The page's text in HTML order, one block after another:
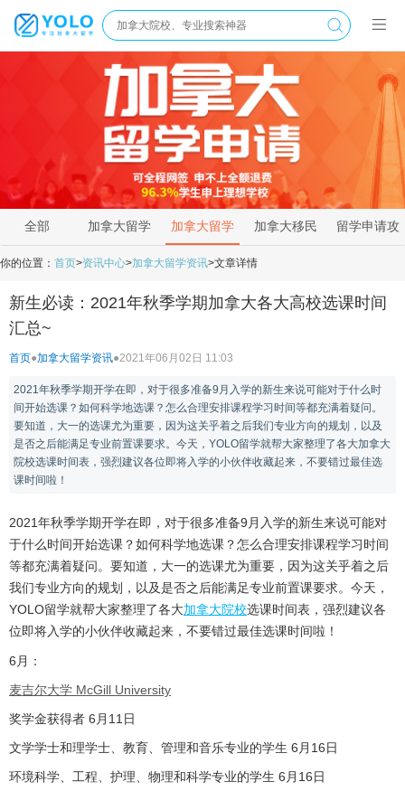
全部 加拿大留学
新闻
加拿大留学
资讯
加拿大移民 留学申请攻
你的位置： 首页>资讯中心>加拿大留学资讯>文章详情
新生必读：2021年秋季学期加拿大各大高校选课时间
汇总~
首页●加拿大留学资讯●2021年06月02日 11:03
2021年秋季学期开学在即，对于很多准备9月入学的新生来说可能对于什么时
间开始选课？如何科学地选课？怎么合理安排课程学习时间等都充满着疑问。
要知道，大一的选课尤为重要，因为这关乎着之后我们专业方向的规划，以及
是否之后能满足专业前置课要求。今天，YOLO留学就帮大家整理了各大加拿大
院校选课时间表，强烈建议各位即将入学的小伙伴收藏起来，不要错过最佳选
课时间啦！
2021年秋季学期开学在即，对于很多准备9月入学的新生来说可能对
于什么时间开始选课？如何科学地选课？怎么合理安排课程学习时间
等都充满着疑问。要知道，大一的选课尤为重要，因为这关乎着之后
我们专业方向的规划，以及是否之后能满足专业前置课要求。今天，
YOLO留学就帮大家整理了各大加拿大院校选课时间表，强烈建议各
位即将入学的小伙伴收藏起来，不要错过最佳选课时间啦！
6月：
麦吉尔大学 McGill University
奖学金获得者 6月11日
文学学士和理学士、教育、管理和音乐专业的学生 6月16日
环境科学、工程、护理、物理和科学专业的学生 6月16日